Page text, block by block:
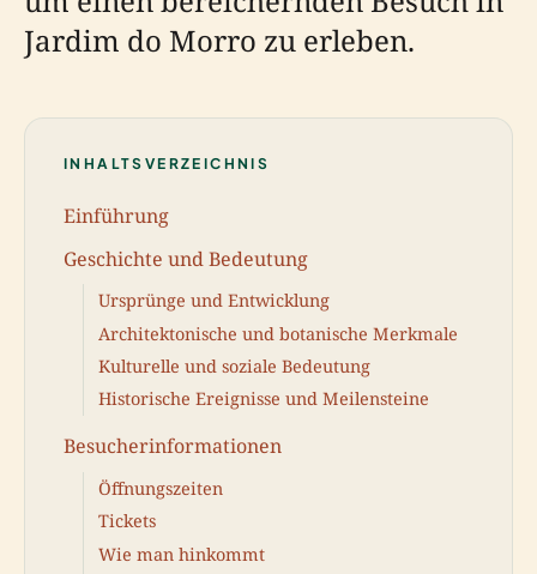
Jardim do Morro zu erleben.
INHALTSVERZEICHNIS
Einführung
Geschichte und Bedeutung
Ursprünge und Entwicklung
Architektonische und botanische Merkmale
Kulturelle und soziale Bedeutung
Historische Ereignisse und Meilensteine
Besucherinformationen
Öffnungszeiten
Tickets
Wie man hinkommt